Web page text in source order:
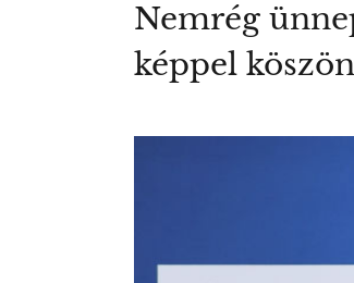
Nemrég
képpel